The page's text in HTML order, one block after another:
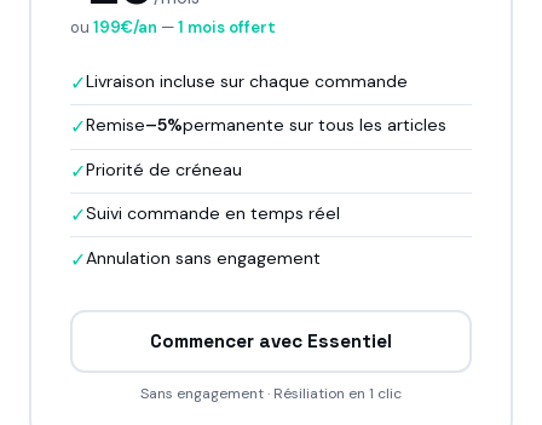
ou 199€/an —1 mois offert
✓Livraison incluse sur chaque commande
✓Remise–5%permanente sur tous les articles
✓Priorité de créneau
✓Suivi commande en temps réel
✓Annulation sans engagement
Commencer avec Essentiel
Sans engagement · Résiliation en 1 clic